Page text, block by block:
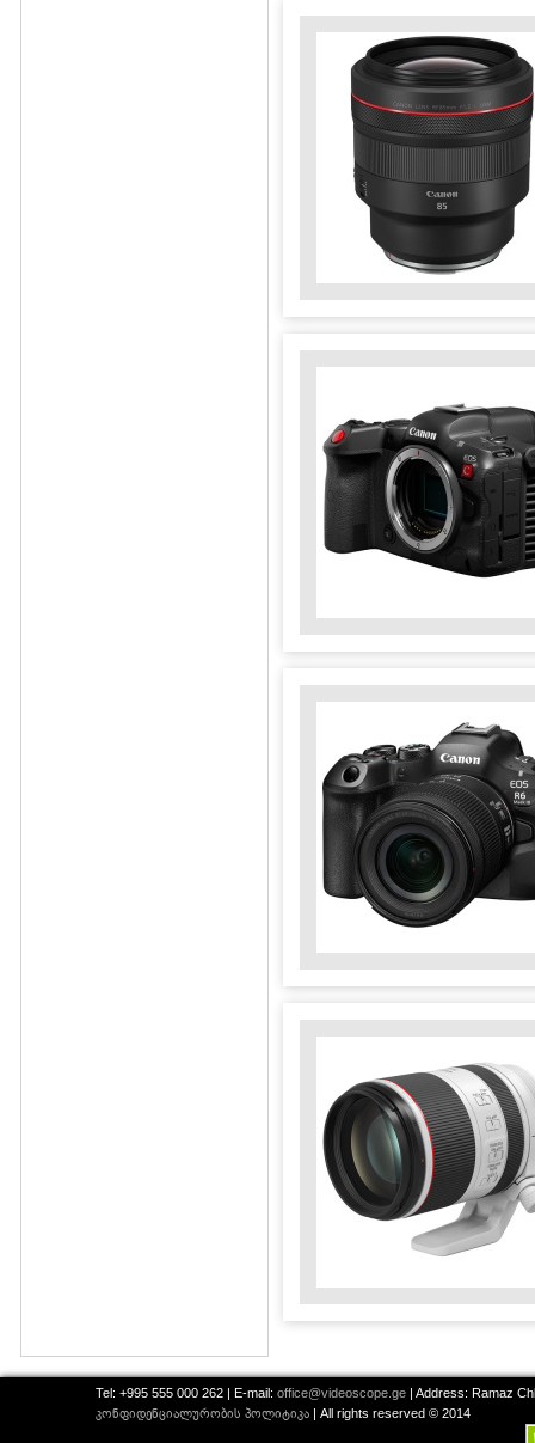
Tel: +995 555 000 262 | E-mail: office@videoscope.ge | Address: Ramaz
კონფიდენციალურობის პოლიტიკა | All rights reserved © 2014